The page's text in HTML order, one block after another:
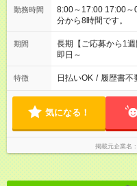
勤務時間
8:00～17:00 17:00～0:30 0:30～
分から8時間です。
期間
長期【ご応募から1
即日～
特徴 日払いOK / 履歴書不
気になる！
掲載元企業名